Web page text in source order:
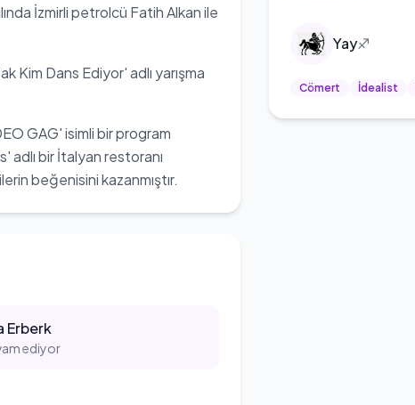
Yay♐
Cömert İdealist
İzmirli petrolcü Fatih Alkan ile
Kim Dans Ediyor' adlı yarışma
GAG' isimli bir program
adlı bir İtalyan restoranı
beğenisini kazanmıştır.
Erberk
ediyor